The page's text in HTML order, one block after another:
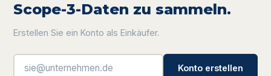
Scope-3-Daten zu sammeln.
Erstellen Sie ein Konto als Einkäufer.
Konto erstellen